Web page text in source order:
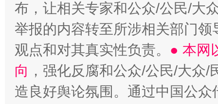
布，让相关专家和公众/公民/大
举报的内容转至所涉相关部门
观点和对其真实性负责。 ● 本网
向 ，强化反腐和公众/公民/大众
造良好舆论氛围。通过中国公